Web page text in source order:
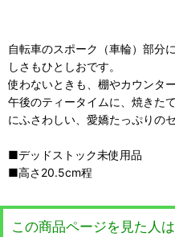
自転車のスポーク（車輪）部分
しさもひとしおです。
使わないときも、棚やカウンタ
午後のティータイムに、焼きた
にふさわしい、愛嬌たっぷりのセ
■デッドストック未使用品
■高さ20.5cm程
この商品ページを見た人